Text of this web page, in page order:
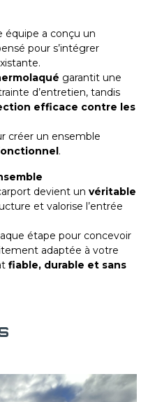
équipe a conçu un
pour s’intégrer
garantit une
d’entretien, tandis
efficace contre les
créer un ensemble
.
devient un véritable
et valorise l’entrée
étape pour concevoir
adaptée à votre
fiable, durable et sans